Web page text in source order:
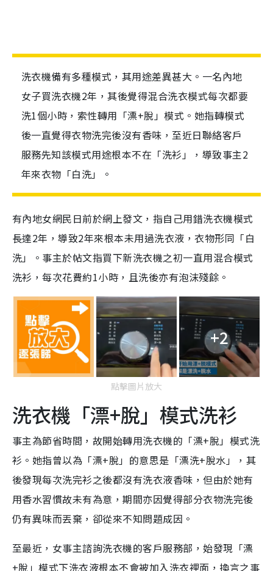
洗衣機備有多種模式，其用途差異甚大。一名內地
女子買洗衣機2年，其後覺得混合洗衣模式每次都要
洗1個小時，索性轉用「漂+脫」模式。她指轉模式
後一直覺得衣物洗完後沒有香味，至近日聯絡客戶
服務先知該模式用途根本不在「洗衫」，導致事主2
年來衣物「白洗」。
有內地女網民日前於網上發文，指自己用錯洗衣機模式
長達2年，導致2年來根本未用過洗衣液，衣物形同「白
洗」。事主於帖文指買下新洗衣機之初一直用混合模式
洗衫，每次花費約1小時，且洗後亦有泡沫殘餘。
+2
點擊圖片放大
洗衣機「漂+脫」模式洗衫
事主為節省時間，故開始轉用洗衣機的「漂+脫」模式洗
衫。她指曾以為「漂+脫」的意思是「漂洗+脫水」，其
後發現每次洗完衫之後都沒有洗衣液香味，但由於她有
用香水習慣故未有為意，期間亦因覺得部分衣物洗完後
仍有異味而丟棄，卻從來不知問題成因。
至最近，女事主諮詢洗衣機的客戶服務部，始發現「漂
+脫」模式下洗衣液根本不會被加入洗衣裡面，換言之事